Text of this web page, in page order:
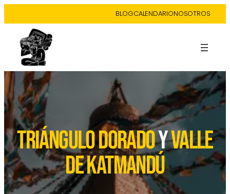
BLOGCALENDARIONOSOTROS
TRIÁNGULO DORADOYVALLE
DE KATMANDÚ